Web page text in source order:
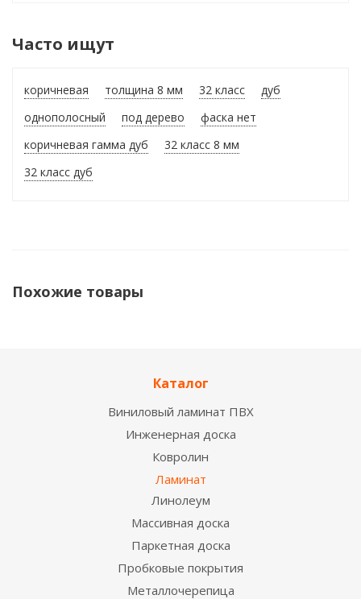
Часто ищут
коричневая толщина 8 мм 32 класс
дуб
однополосный
под дерево
фаска нет
коричневая гамма дуб
32 класс 8 мм
32 класс дуб
Похожие товары
Ламинат Classen Casa Corona 4V WR 56011 Дуб
Розано
2 025руб. /м2
Каталог
Виниловый ламинат ПВХ
Инженерная доска
Ковролин
Ламинат
Линолеум
Массивная доска
Паркетная доска
Пробковые покрытия
Металлочерепица